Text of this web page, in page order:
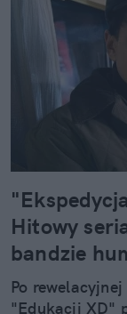
Hitowy
bandzie
Po
"Edukacji XD"